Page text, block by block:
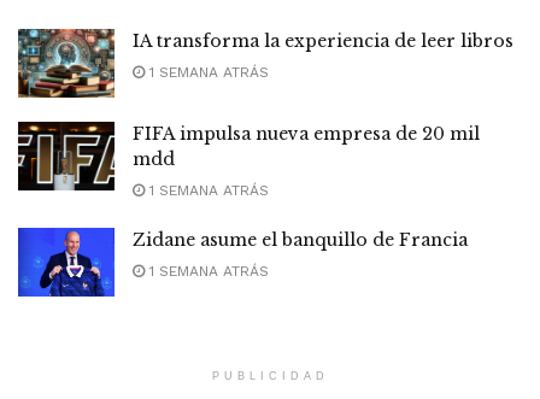
IA transforma la experiencia de leer libros
1 SEMANA ATRÁS
FIFA impulsa nueva empresa de 20 mil
mdd
1 SEMANA ATRÁS
Zidane asume el banquillo de Francia
1 SEMANA ATRÁS
PUBLICIDAD